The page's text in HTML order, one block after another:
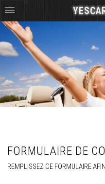
FORMULAIRE DE
REMPLISSEZ CE FORMULAIRE